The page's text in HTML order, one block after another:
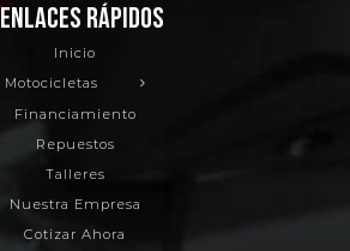
ENLACES RÁPIDOS
Inicio
Motocicletas
Financiamiento
Repuestos
Talleres
Nuestra Empresa
Cotizar Ahora